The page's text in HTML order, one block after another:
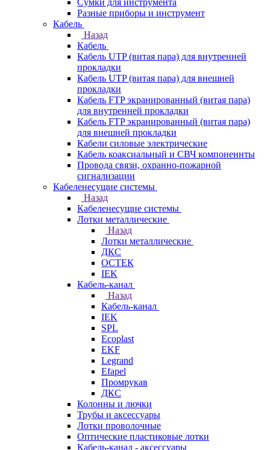
Сумки для инструмента
Разные приборы и инструмент
Кабель
Назад
Кабель
Кабель UTP (витая пара) для внутренней
прокладки
Кабель UTP (витая пара) для внешней
прокладки
Кабель FTP экранированный (витая пара)
для внутренней прокладки
Кабель FTP экранированный (витая пара)
для внешней прокладки
Кабели силовые электрические
Кабель коаксиальный и СВЧ компоненнты
Провода связи, охранно-пожарной
сигнализации
Кабеленесущие системы
Назад
Кабеленесущие системы
Лотки металлические
Назад
Лотки металлические
ДКС
ОСТЕК
IEK
Кабель-канал
Назад
Кабель-канал
IEK
SPL
Ecoplast
EKF
Legrand
Efapel
Промрукав
ДКС
Колонны и лючки
Трубы и аксессуары
Лотки проволочные
Оптические пластиковые лотки
Кабель-канал - аксессуары